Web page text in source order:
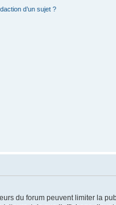
d’un sujet ?
du forum peuvent limiter la